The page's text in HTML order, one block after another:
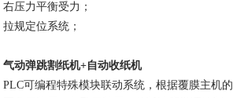
右压力平衡受力；
拉规定位系统；
气动弹跳割纸机+自动收纸机
PLC可编程特殊模块联动系统，根据覆膜主机